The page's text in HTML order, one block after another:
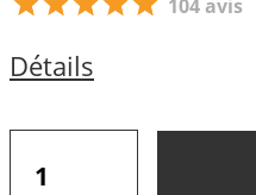
104 avis
Détails